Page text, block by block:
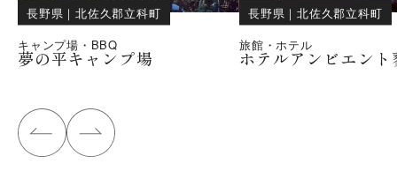
長野県 ｜北佐久郡立科町
キャンプ場・BBQ
夢の平キャンプ場
長野県 ｜北佐久郡立科町
旅館・ホテル
ホテルアンビエント